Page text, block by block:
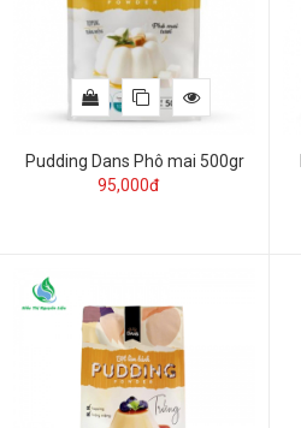
Pudding Dans Phô mai 500gr
95,000đ